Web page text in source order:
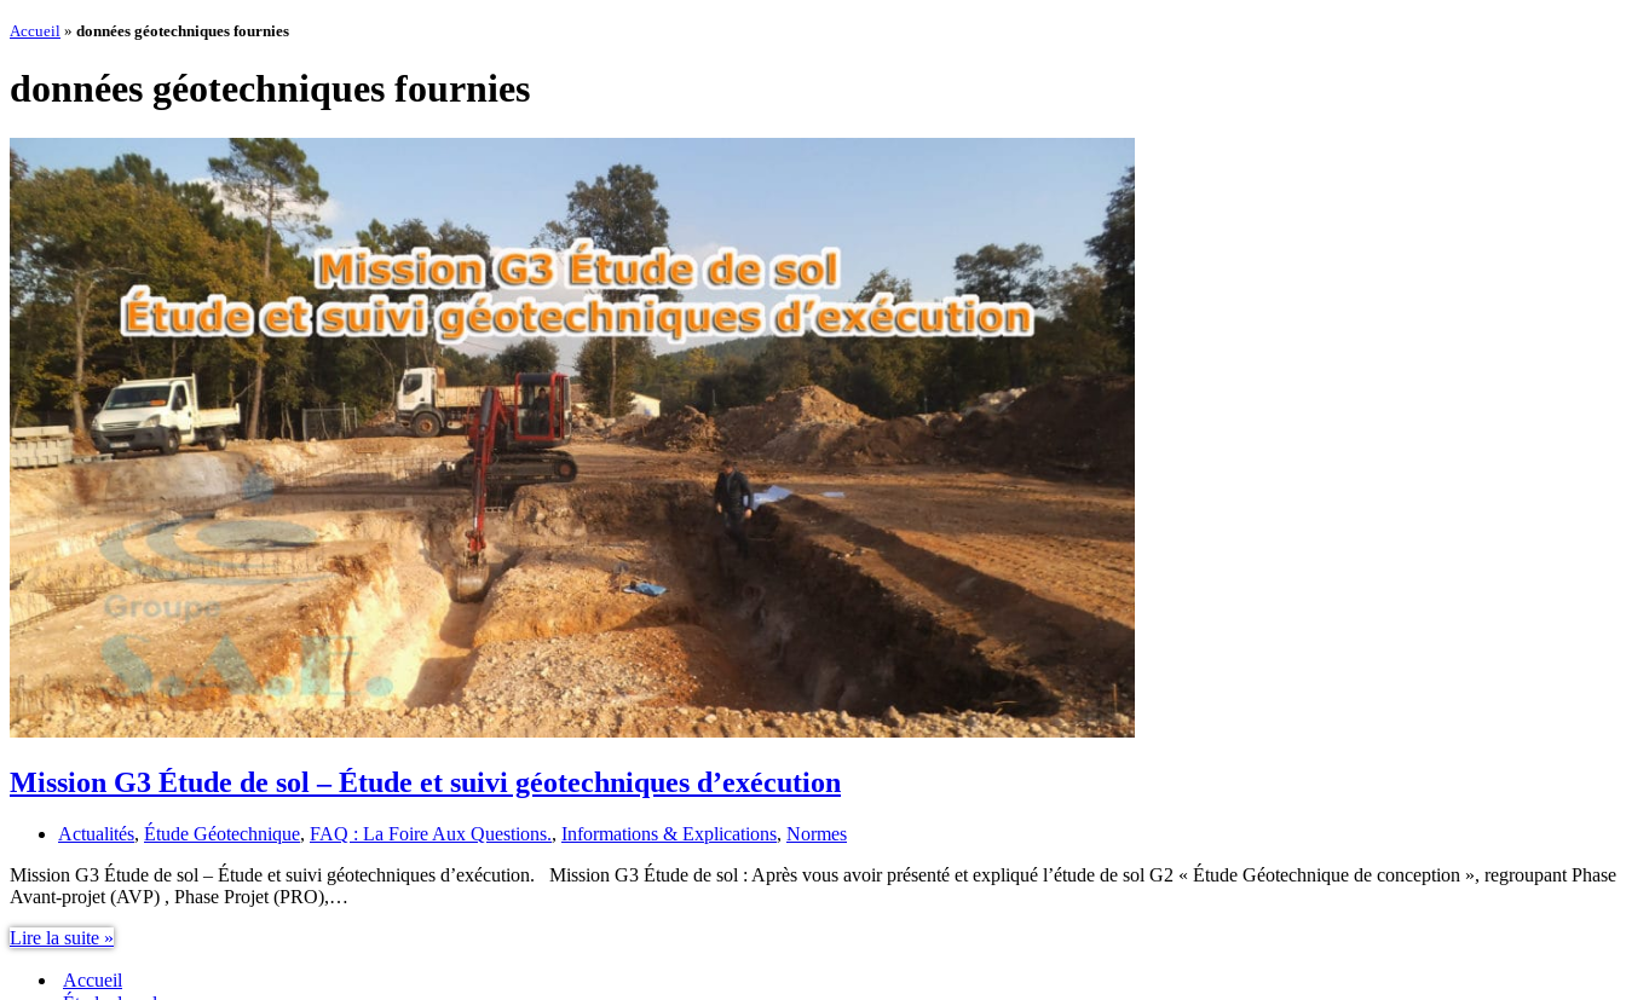
Accueil » données géotechniques fournies
données géotechniques fournies
Mission G3 Étude de sol – Étude et suivi géotechniques d’exécution
Actualités, Étude Géotechnique, FAQ : La Foire Aux Questions., Informations & Explications, Normes
Mission G3 Étude de sol – Étude et suivi géotechniques d’exécution. Mission G3 Étude de sol : Après vous avoir présenté et expliqué l’étude de sol G2 « Étude Géotechnique de conception », regroupant Phase
Avant-projet (AVP) , Phase Projet (PRO),…
Lire la suite »
Étude
Accueil